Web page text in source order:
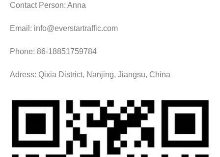
Contact Person: Anna
Email: info@everstartraffic.com
Phone: 86-18851759784
Adress: Qixia District, Nanjing, Jiangsu, China